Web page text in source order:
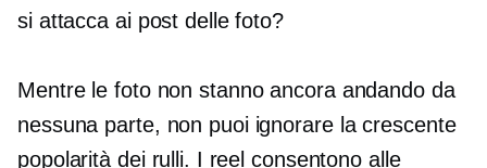
si attacca ai post delle foto?
Mentre le foto non stanno ancora andando da
nessuna parte, non puoi ignorare la crescente
popolarità dei rulli. I reel consentono alle